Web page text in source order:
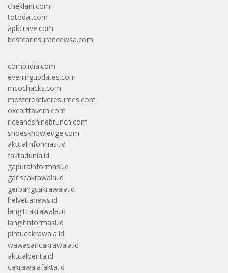
cheklani.com
totodal.com
apkcrave.com
bestcarinsurancewsa.com
complidia.com
eveningupdates.com
mcochacks.com
mostcreativeresumes.com
oxcarttavern.com
riceandshinebrunch.com
shoesknowledge.com
aktualinformasi.id
faktadunia.id
gapurainformasi.id
gariscakrawala.id
gerbangcakrawala.id
helvetianews.id
langitcakrawala.id
langitinformasi.id
pintucakrawala.id
wawasancakrawala.id
aktualberita.id
cakrawalafakta.id